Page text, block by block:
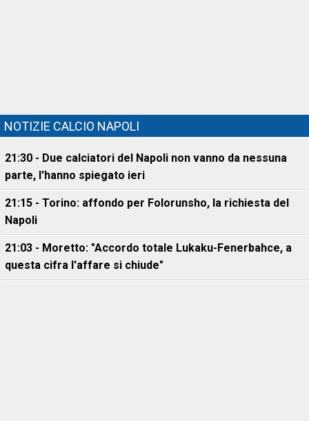
NOTIZIE CALCIO NAPOLI
21:30 - Due calciatori del Napoli non vanno da nessuna
parte, l'hanno spiegato ieri
21:15 - Torino: affondo per Folorunsho, la richiesta del
Napoli
21:03 - Moretto: "Accordo totale Lukaku-Fenerbahce, a
questa cifra l'affare si chiude"